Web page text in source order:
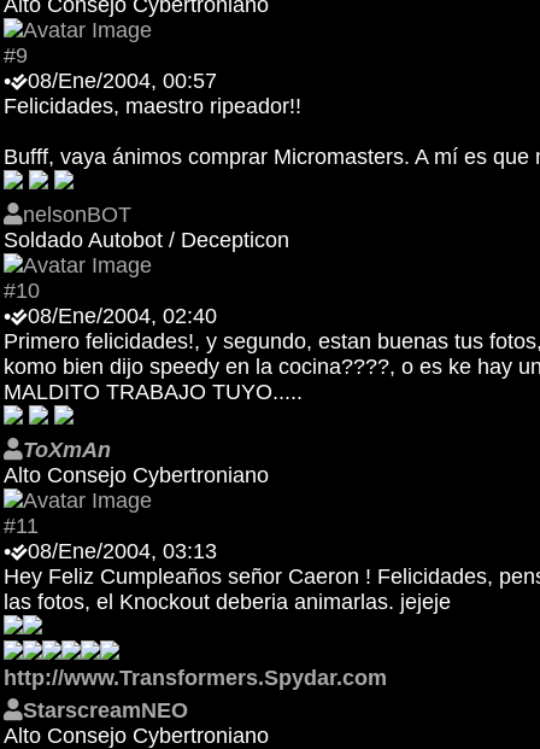
Alto Consejo Cybertroniano
#9
•
08/Ene/2004, 00:57
Felicidades, maestro ripeador!!
Bufff, vaya ánimos comprar Micromasters. A mí es que
nelsonBOT
Soldado Autobot / Decepticon
#10
•
08/Ene/2004, 02:40
Primero felicidades!, y segundo, estan buenas tus
komo bien dijo speedy en la cocina????, o es ke hay
MALDITO TRABAJO TUYO.....
ToXmAn
Alto Consejo Cybertroniano
#11
•
08/Ene/2004, 03:13
Hey Feliz Cumpleaños señor Caeron ! Felicidades,
las fotos, el Knockout deberia animarlas. jejeje
http://www.Transformers.Spydar.com
StarscreamNEO
Alto Consejo Cybertroniano